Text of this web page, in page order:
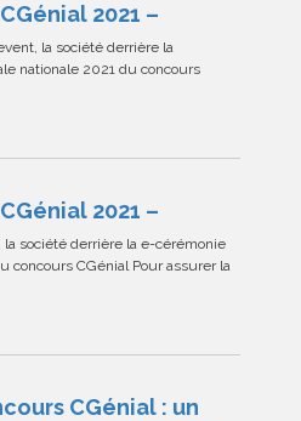
2021 –
la société derrière la
nationale 2021 du concours
2021 –
la société derrière la e-cérémonie
concours CGénial Pour assurer la
CGénial : un